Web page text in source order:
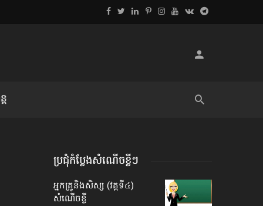
ប្រជុំកំប្លែងសំណើចខ្លីៗ
អ្នកគ្រូនិងសិស្ស (វគ្គទី៤)
សំណើចខ្លី
លិខិតប្រិយមិត្ត៖ «អំពីទោសៈ»